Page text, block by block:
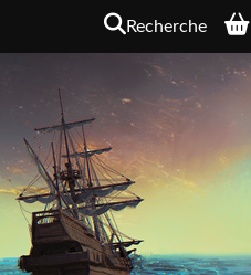
Recherche